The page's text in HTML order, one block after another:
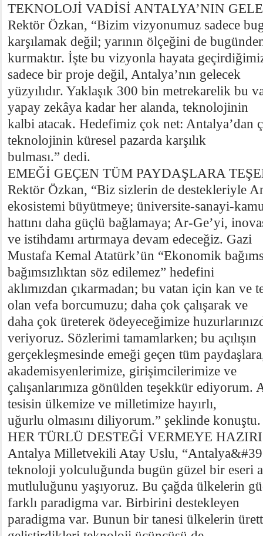
TEKNOLOJİ VADİSİ ANTALYA’NIN
Rektör Özkan, “Bizim vizyonumuz sadece
karşılamak değil; yarının ölçeğini de
kurmaktır. İşte bu vizyonla hayata
sadece bir proje değil, Antalya’nın gelecek
yüzyılıdır. Yaklaşık 300 bin metrekarelik bu
yapay zekâya kadar her alanda, teknolojinin
kalbi atacak. Hedefimiz çok net: Antalya’dan
teknolojinin küresel pazarda karşılık
bulması.” dedi.
EMEĞİ GEÇEN TÜM PAYDAŞLARA
Rektör Özkan, “Biz sizlerin de destekleriyle
ekosistemi büyütmeye; üniversite-sanayi-
hattını daha güçlü bağlamaya; Ar-Ge’yi,
ve istihdamı artırmaya devam edeceğiz. Gazi
Mustafa Kemal Atatürk’ün “Ekonomik
bağımsızlıktan söz edilemez” hedefini
aklımızdan çıkarmadan; bu vatan için kan ve
olan vefa borcumuzu; daha çok çalışarak ve
daha çok üreterek ödeyeceğimize
veriyoruz. Sözlerimi tamamlarken; bu açılışın
gerçekleşmesinde emeği geçen tüm
akademisyenlerimize, girişimcilerimize ve
çalışanlarımıza gönülden teşekkür ediyorum.
tesisin ülkemize ve milletimize hayırlı,
uğurlu olmasını diliyorum.” şeklinde konuştu.
HER TÜRLÜ DESTEĞİ VERMEYE
Antalya Milletvekili Atay Uslu,
teknoloji yolculuğunda bugün güzel bir eseri
mutluluğunu yaşıyoruz. Bu çağda ülkelerin
farklı paradigma var. Birbirini destekleyen
paradigma var. Bunun bir tanesi ülkelerin